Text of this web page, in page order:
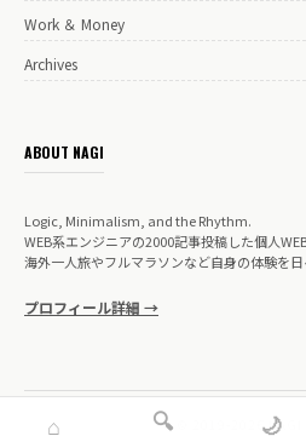
Work ＆ Money
Archives
ABOUT NAGI
Logic, Minimalism, and the Rhythm.
WEB系エンジニアの2000記事投稿した個人
海外一人旅やフルマラソンなど自身の体験を日
プロフィール詳細 →
© 2019-2026 NAGI
⌂ 🔍 🌙